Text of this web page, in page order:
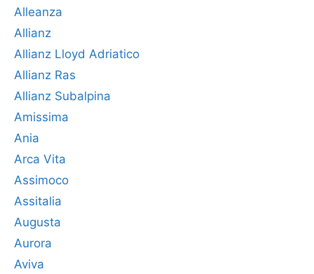
Alleanza
Allianz
Allianz Lloyd Adriatico
Allianz Ras
Allianz Subalpina
Amissima
Ania
Arca Vita
Assimoco
Assitalia
Augusta
Aurora
Aviva